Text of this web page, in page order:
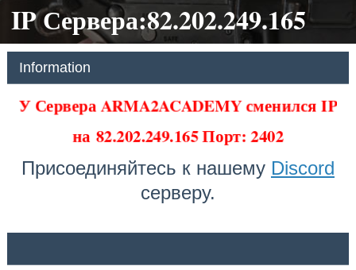
IP Сервера:82.202.249.165
Information
У Сервера ARMA2ACADEMY сменился IP
на 82.202.249.165 Порт: 2402
Присоединяйтесь к нашему Discord
серверу.